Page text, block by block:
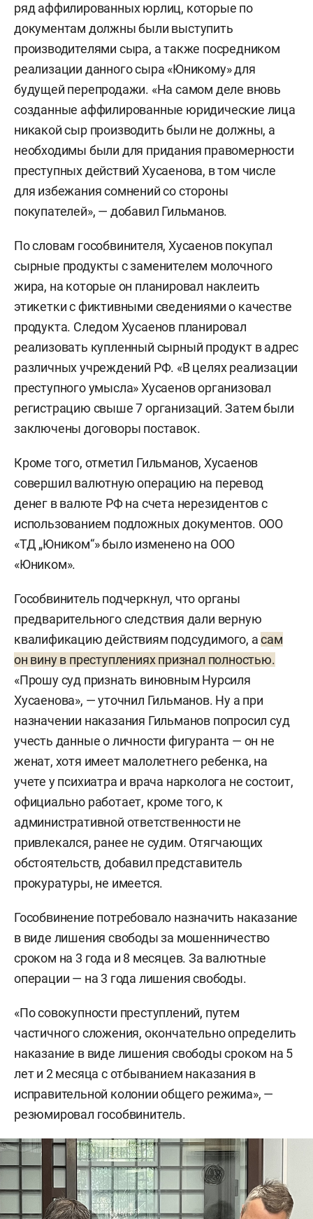
ряд аффилированных юрлиц, которые по
документам должны были выступить
производителями сыра, а также посредником
реализации данного сыра «Юникому» для
будущей перепродажи. «На самом деле вновь
созданные аффилированные юридические лица
никакой сыр производить были не должны, а
необходимы были для придания правомерности
преступных действий Хусаенова, в том числе
для избежания сомнений со стороны
покупателей», — добавил Гильманов.
По словам гособвинителя, Хусаенов покупал
сырные продукты с заменителем молочного
жира, на которые он планировал наклеить
этикетки с фиктивными сведениями о качестве
продукта. Следом Хусаенов планировал
реализовать купленный сырный продукт в адрес
различных учреждений РФ. «В целях реализации
преступного умысла» Хусаенов организовал
регистрацию свыше 7 организаций. Затем были
заключены договоры поставок.
Кроме того, отметил Гильманов, Хусаенов
совершил валютную операцию на перевод
денег в валюте РФ на счета нерезидентов с
использованием подложных документов. ООО
«ТД „Юником“» было изменено на ООО
«Юником».
Гособвинитель подчеркнул, что органы
предварительного следствия дали верную
квалификацию действиям подсудимого, асам
он вину в преступлениях признал полностью.
«Прошу суд признать виновным Нурсиля
Хусаенова», — уточнил Гильманов. Ну а при
назначении наказания Гильманов попросил суд
учесть данные о личности фигуранта — он не
женат, хотя имеет малолетнего ребенка, на
учете у психиатра и врача нарколога не состоит,
официально работает, кроме того, к
административной ответственности не
привлекался, ранее не судим. Отягчающих
обстоятельств, добавил представитель
прокуратуры, не имеется.
Гособвинение потребовало назначить наказание
в виде лишения свободы за мошенничество
сроком на 3 года и 8 месяцев. За валютные
операции — на 3 года лишения свободы.
«По совокупности преступлений, путем
частичного сложения, окончательно определить
наказание в виде лишения свободы сроком на 5
лет и 2 месяца с отбыванием наказания в
исправительной колонии общего режима», —
резюмировал гособвинитель.